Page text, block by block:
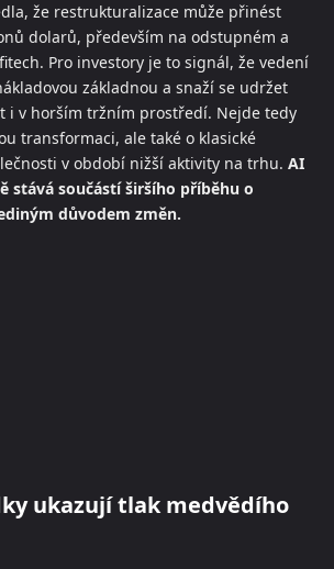
že restrukturalizace může přinést
dolarů, především na odstupném a
Pro investory je to signál, že vedení
základnou a snaží se udržet
i v horším tržním prostředí. Nejde tedy
transformaci, ale také o klasické
v období nižší aktivity na trhu. AI
stává součástí širšího příběhu o
důvodem změn.
ukazují tlak medvědího